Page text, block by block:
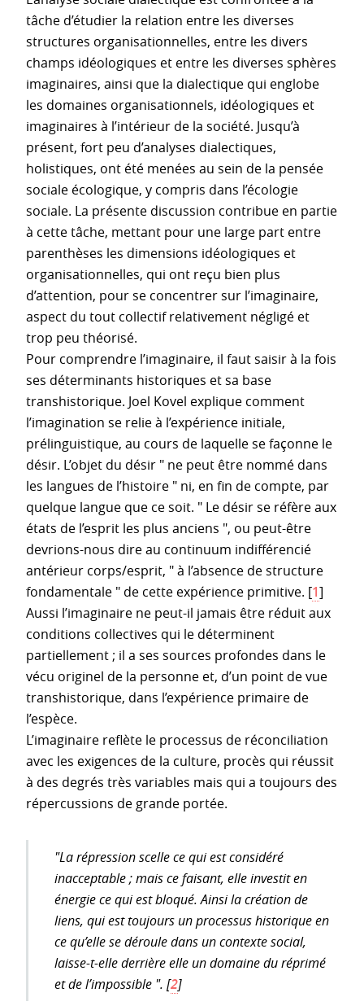
tâche d’étudier la relation entre les diverses
structures organisationnelles, entre les divers
champs idéologiques et entre les diverses sphères
imaginaires, ainsi que la dialectique qui englobe
les domaines organisationnels, idéologiques et
imaginaires à l’intérieur de la société. Jusqu’à
présent, fort peu d’analyses dialectiques,
holistiques, ont été menées au sein de la pensée
sociale écologique, y compris dans l’écologie
sociale. La présente discussion contribue en partie
à cette tâche, mettant pour une large part entre
parenthèses les dimensions idéologiques et
organisationnelles, qui ont reçu bien plus
d’attention, pour se concentrer sur l’imaginaire,
aspect du tout collectif relativement négligé et
trop peu théorisé.
Pour comprendre l’imaginaire, il faut saisir à la fois
ses déterminants historiques et sa base
transhistorique. Joel Kovel explique comment
l’imagination se relie à l’expérience initiale,
prélinguistique, au cours de laquelle se façonne le
désir. L’objet du désir " ne peut être nommé dans
les langues de l’histoire " ni, en fin de compte, par
quelque langue que ce soit. " Le désir se réfère aux
états de l’esprit les plus anciens ", ou peut-être
devrions-nous dire au continuum indifférencié
antérieur corps/esprit, " à l’absence de structure
fondamentale " de cette expérience primitive. [1]
Aussi l’imaginaire ne peut-il jamais être réduit aux
conditions collectives qui le déterminent
partiellement ; il a ses sources profondes dans le
vécu originel de la personne et, d’un point de vue
transhistorique, dans l’expérience primaire de
l’espèce.
L’imaginaire reflète le processus de réconciliation
avec les exigences de la culture, procès qui réussit
à des degrés très variables mais qui a toujours des
répercussions de grande portée.
"La répression scelle ce qui est considéré
inacceptable ; mais ce faisant, elle investit en
énergie ce qui est bloqué. Ainsi la création de
liens, qui est toujours un processus historique en
ce qu’elle se déroule dans un contexte social,
laisse-t-elle derrière elle un domaine du réprimé
et de l’impossible ". [2]